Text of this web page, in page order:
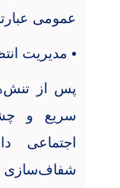
عمومی
• مدیریت
پس از
سریع و
اجتماعی
شفاف‌سازی